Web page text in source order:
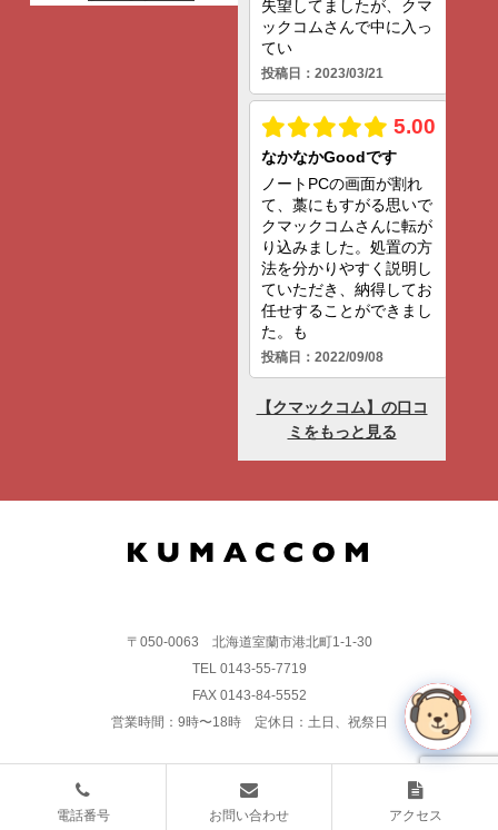
〒050-0063 北海道室蘭市港北町1-1-30
TEL 0143-55-7719
FAX 0143-84-5552
営業時間：9時〜18時 定休日：土日、祝祭日
電話番号 お問い合わせ アクセス
1